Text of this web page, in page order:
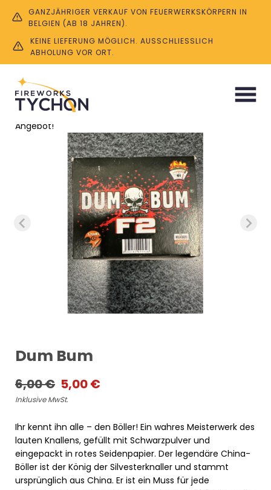
GANZJÄHRIGER VERKAUF VON FEUERWERKSKÖRPERN IN
BELGIEN (AB 18 JAHREN).
KEINE LIEFERUNG MÖGLICH. AUSSCHLIESSLICH A
BHOLUNG VOR ORT.
Start/Böller & Knaller
Angebot!
Dum Bum
6,00€ Ursprünglicher
Preis
war:
6,00 €
5,00€
ist:
5,00 €.
Inklusive MwSt.
Ihr kennt ihn alle – den Böller! Ein wahres Meisterwerk des
lauten Knallens, gefüllt mit Schwarzpulver und
eingepackt in rotes Seidenpapier. Der legendäre China-
Böller ist der König der Silvesterknaller und stammt
ursprünglich aus China. Er ist ein Muss für jede